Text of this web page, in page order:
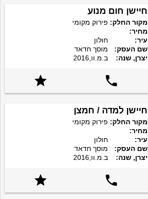
חיישן חום מנוע
מקור החלק: פירוק מקומי
מחיר:
עיר:
חולון
שם העסק:
מוסך חדאד
יצרן, שנה:
ב.מ.וו,2016


חיישן למדה / חמצן
מקור החלק: פירוק מקומי
מחיר:
עיר:
חולון
שם העסק:
מוסך חדאד
יצרן, שנה:
ב.מ.וו,2016

